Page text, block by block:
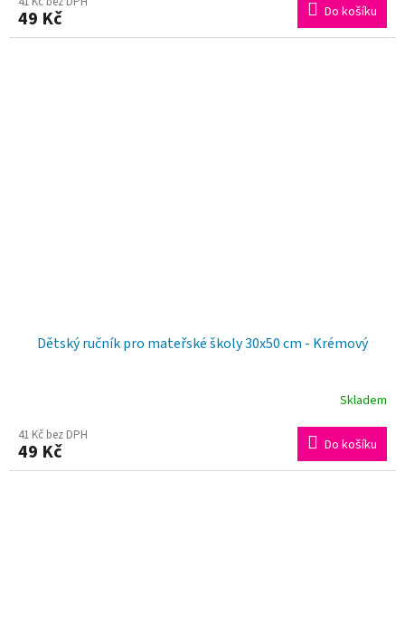
49 Kč Do košíku
Dětský ručník pro mateřské školy 30x50 cm - Krémový
Skladem
41 Kč bez DPH
49 Kč Do košíku